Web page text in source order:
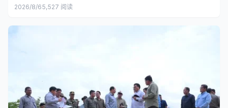
2026/8/65,527 阅读